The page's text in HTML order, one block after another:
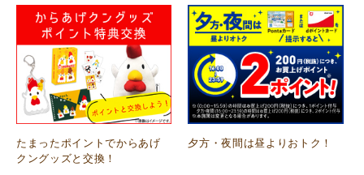
たまったポイントでからあげ
クングッズと交換！
夕方・夜間は昼よりおトク！